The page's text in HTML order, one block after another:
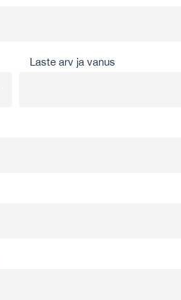
Laste arv ja vanus